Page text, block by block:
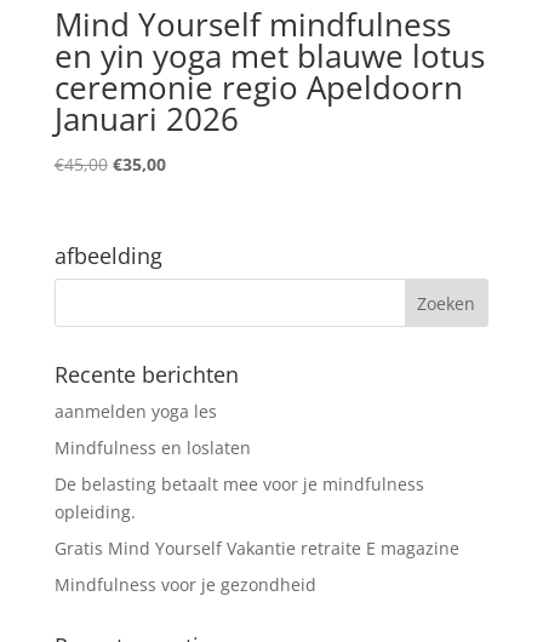
Mind Yourself mindfulness
en yin yoga met blauwe lotus
ceremonie regio Apeldoorn
Januari 2026
€45,00 Oorspronkelijke
€45,00.
€35,00Huidige
afbeelding
Recente berichten
aanmelden yoga les
Mindfulness en loslaten
De belasting betaalt mee voor je mindfulness
opleiding.
Gratis Mind Yourself Vakantie retraite E magazine
Mindfulness voor je gezondheid